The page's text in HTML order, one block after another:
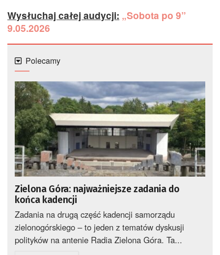
Wysłuchaj całej audycji: „Sobota po 9”
9.05.2026
Polecamy
Zielona Góra: najważniejsze zadania do
końca kadencji
Zadania na drugą część kadencji samorządu
zielonogórskiego – to jeden z tematów dyskusji
polityków na antenie Radia Zielona Góra. Ta...